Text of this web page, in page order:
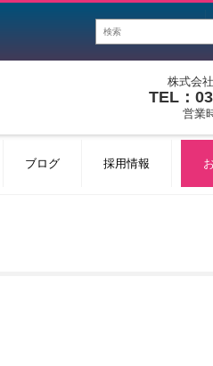
株式会
TEL：
営業
ブログ 採用情報